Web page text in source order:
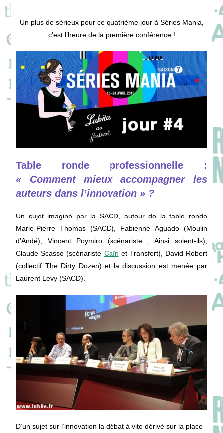
Un plus de sérieux pour ce quatrième jour à Séries Mania,
c’est l’heure de la première conférence !
Table ronde professionnelle :
« Comment mieux accompagner les
auteurs dans l’innovation » ?
Un sujet imaginé par la SACD, autour de la table ronde
Marie-Pierre Thomas (SACD), Fabienne Aguado(Moulin
d’Andé), Vincent Poymiro (scénariste , Ainsi soient-ils),
Claude Scasso (scénariste Caïn et Transfert), David Robert
(collectif The Dirty Dozen) et la discussion est menée par
Laurent Levy (SACD).
D’un sujet sur l’innovation la débat à vite dérivé sur la place